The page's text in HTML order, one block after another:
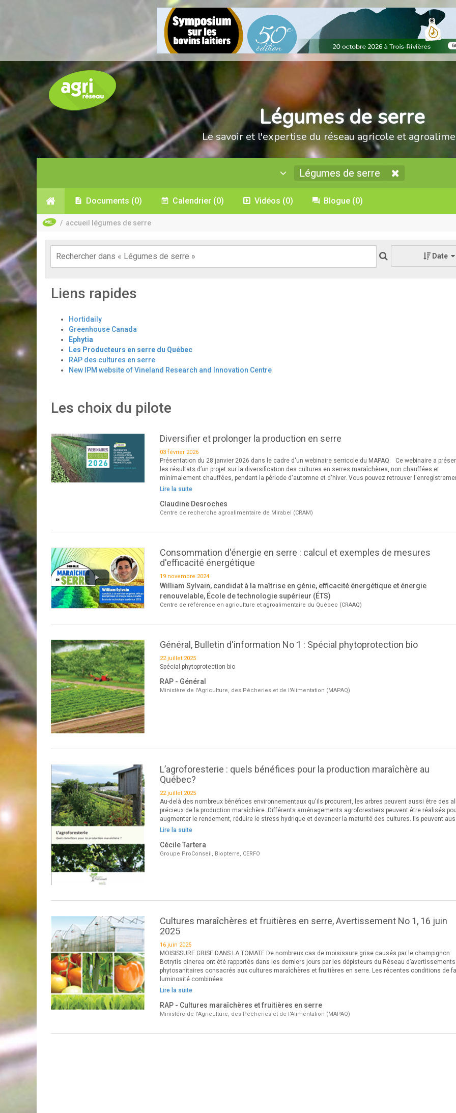
Légumes de serre
Le savoir et l'expertise du réseau agricole et
Légumes de serre
Documents (0) Calendrier (0) Vidéos (0) Blogue (0)
/ accueil légumes de serre
Date
Liens rapides
Hortidaily
Greenhouse Canada
Ephytia
Les Producteurs en serre du Québec
RAP des cultures en serre
New IPM website of Vineland Research and Innovation Centre
Les choix du pilote
Diversifier et prolonger la production en serre
03 février 2026
Présentation du 28 janvier 2026 dans le cadre d'un webinaire serricole du MAPAQ. Ce webinaire a
les résultats d’un projet sur la diversification des cultures en serres maraîchères, non chauffées et
minimalement chauffées, pendant la période d'automne et d'hiver. Vous pouvez retrouver
Lire la suite
Claudine Desroches
Centre de recherche agroalimentaire de Mirabel (CRAM)
Consommation d'énergie en serre : calcul et exemples de mesures
d'efficacité énergétique
19 novembre 2024
William Sylvain, candidat à la maîtrise en génie, efficacité énergétique et énergie
renouvelable, École de technologie supérieur (ÉTS)
Centre de référence en agriculture et agroalimentaire du Québec (CRAAQ)
Général, Bulletin d'information No 1 : Spécial phytoprotection bio
22 juillet 2025
Spécial phytoprotection bio
RAP - Général
Ministère de l'Agriculture, des Pêcheries et de l'Alimentation (MAPAQ)
L’agroforesterie : quels bénéfices pour la production maraîchère au
Québec?
22 juillet 2025
Au-delà des nombreux bénéfices environnementaux qu'ils procurent, les arbres peuvent aussi être des
précieux de la production maraîchère. Différents aménagements agroforestiers peuvent être réalisés
augmenter le rendement, réduire le stress hydrique et devancer la maturité des cultures. Ils peuvent
Lire la suite
Cécile Tartera
Groupe ProConseil, Biopterre, CERFO
Cultures maraîchères et fruitières en serre, Avertissement No 1, 16 juin
2025
16 juin 2025
MOISISSURE GRISE DANS LA TOMATE De nombreux cas de moisissure grise causés par le champignon
Botrytis cinerea ont été rapportés dans les derniers jours par les dépisteurs du Réseau d’avertissements
phytosanitaires consacrés aux cultures maraîchères et fruitières en serre. Les récentes conditions de
luminosité combinées
Lire la suite
RAP - Cultures maraîchères et fruitières en serre
Ministère de l'Agriculture, des Pêcheries et de l'Alimentation (MAPAQ)